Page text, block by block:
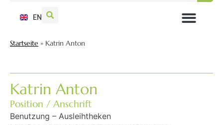
EN
Startseite » Katrin Anton
Katrin Anton
Position / Anschrift
Benutzung – Ausleihtheken